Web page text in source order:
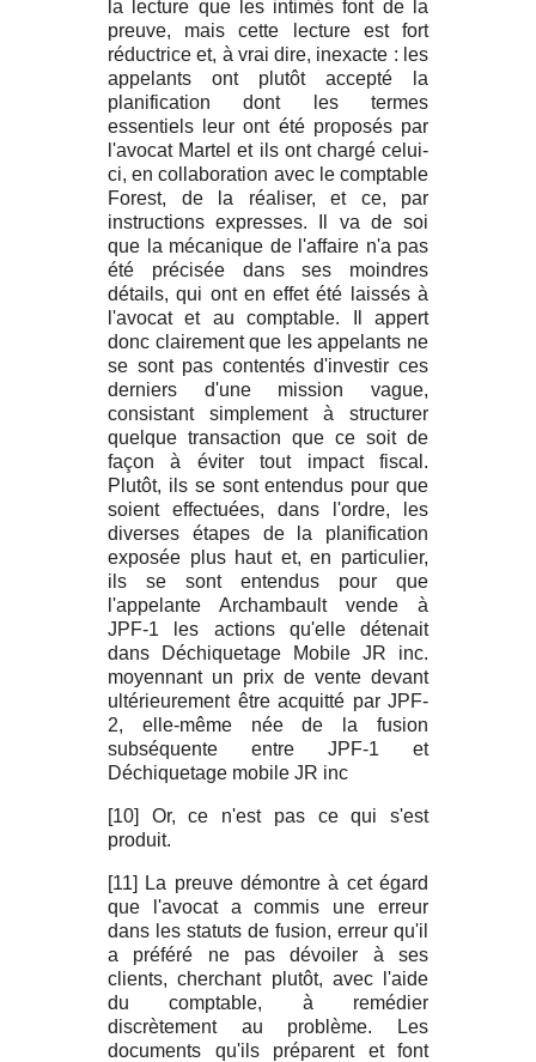
la lecture que les intimés font de la
preuve, mais cette lecture est fort
réductrice et, à vrai dire, inexacte : les
appelants ont plutôt accepté la
planification dont les termes
essentiels leur ont été proposés par
l'avocat Martel et ils ont chargé celui-
ci, en collaboration avec le comptable
Forest, de la réaliser, et ce, par
instructions expresses. Il va de soi
que la mécanique de l'affaire n'a pas
été précisée dans ses moindres
détails, qui ont en effet été laissés à
l'avocat et au comptable. Il appert
donc clairement que les appelants ne
se sont pas contentés d'investir ces
derniers d'une mission vague,
consistant simplement à structurer
quelque transaction que ce soit de
façon à éviter tout impact fiscal.
Plutôt, ils se sont entendus pour que
soient effectuées, dans l'ordre, les
diverses étapes de la planification
exposée plus haut et, en particulier,
ils se sont entendus pour que
l'appelante Archambault vende à
JPF-1 les actions qu'elle détenait
dans Déchiquetage Mobile JR inc.
moyennant un prix de vente devant
ultérieurement être acquitté par JPF-
2, elle-même née de la fusion
subséquente entre JPF-1 et
Déchiquetage mobile JR inc
[10] Or, ce n'est pas ce qui s'est
produit.
[11] La preuve démontre à cet égard
que l'avocat a commis une erreur
dans les statuts de fusion, erreur qu'il
a préféré ne pas dévoiler à ses
clients, cherchant plutôt, avec l'aide
du comptable, à remédier
discrètement au problème. Les
documents qu'ils préparent et font